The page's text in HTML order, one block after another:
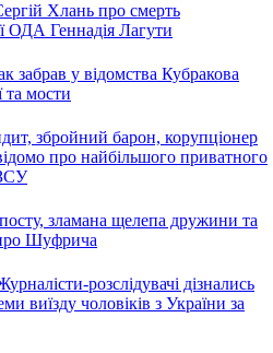
Хлань про смерть
ОДА Геннадія Лагути
забрав у відомства Кубракова
та мости
збройний барон, корупціонер
про найбільшого приватного
зламана щелепа дружини та
Шуфрича
розслідувачі дізнались
виїзду чоловіків з України за